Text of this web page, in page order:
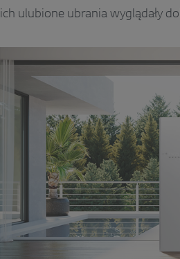
ich ulubione ubrania wyglądały